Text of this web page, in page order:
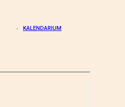
KALENDARIUM